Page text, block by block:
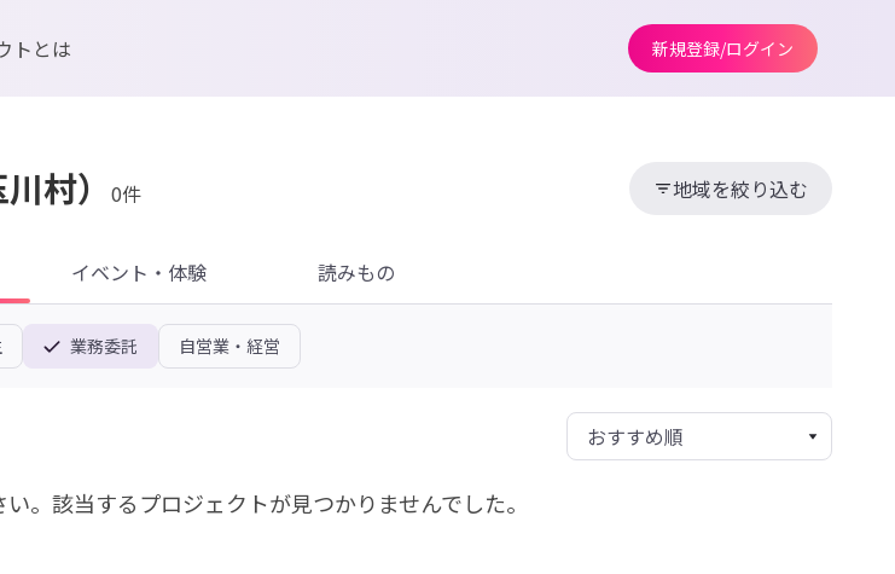
トとは 新規登録/ログイン
川村） 0件 地域を絞り込む
イベント・体験 読みもの
業務委託 自営業・経営
。 該当するプロジェクトが見つかりませんでした。